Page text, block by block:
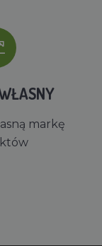
markę